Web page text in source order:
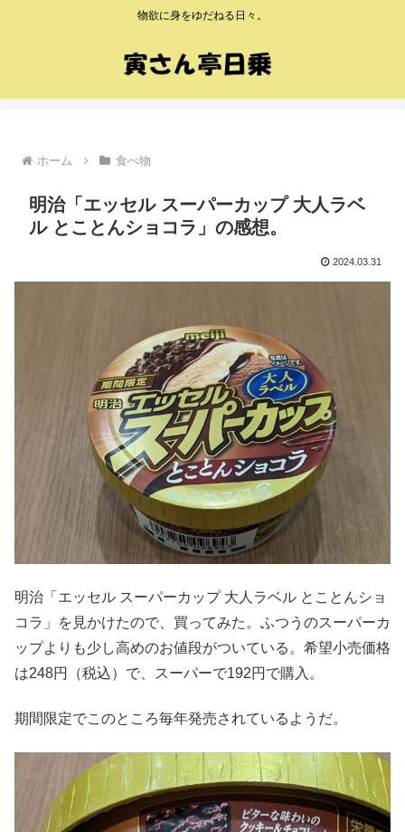
物欲に身をゆだねる日々。
ホーム 食べ物
明治「エッセル スーパーカップ 大人ラベ
ル とことんショコラ」の感想。
2024.03.31
明治「エッセル スーパーカップ 大人ラベル とことんショ
コラ」を見かけたので、買ってみた。ふつうのスーパーカ
ップよりも少し高めのお値段がついている。希望小売価格
は248円（税込）で、スーパーで192円で購入。
期間限定でこのところ毎年発売されているようだ。